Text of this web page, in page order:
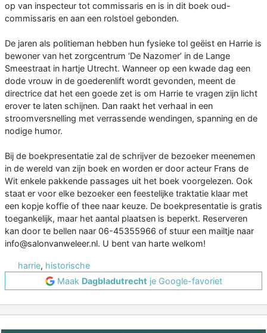
op van inspecteur tot commissaris en is in dit boek oud-
commissaris en aan een rolstoel gebonden.
De jaren als politieman hebben hun fysieke tol geëist en Harrie is
bewoner van het zorgcentrum ‘De Nazomer’ in de Lange
Smeestraat in hartje Utrecht. Wanneer op een kwade dag een
dode vrouw in de goederenlift wordt gevonden, meent de
directrice dat het een goede zet is om Harrie te vragen zijn licht
erover te laten schijnen. Dan raakt het verhaal in een
stroomversnelling met verrassende wendingen, spanning en de
nodige humor.
Bij de boekpresentatie zal de schrijver de bezoeker meenemen
in de wereld van zijn boek en worden er door acteur Frans de
Wit enkele pakkende passages uit het boek voorgelezen. Ook
staat er voor elke bezoeker een feestelijke traktatie klaar met
een kopje koffie of thee naar keuze. De boekpresentatie is gratis
toegankelijk, maar het aantal plaatsen is beperkt. Reserveren
kan door te bellen naar 06-45355966 of stuur een mailtje naar
info@salonvanweleer.nl. U bent van harte welkom!
harrie, historische
Maak Dagbladutrecht je Google-favoriet